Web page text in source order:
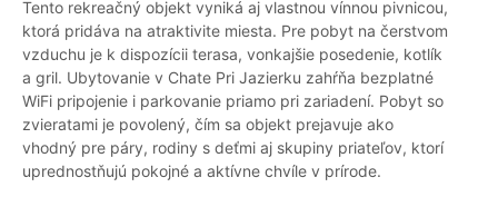
Tento rekreačný objekt vyniká aj vlastnou vínnou pivnicou,
ktorá pridáva na atraktivite miesta. Pre pobyt na čerstvom
vzduchu je k dispozícii terasa, vonkajšie posedenie, kotlík
a gril. Ubytovanie v Chate Pri Jazierku zahŕňa bezplatné
WiFi pripojenie i parkovanie priamo pri zariadení. Pobyt so
zvieratami je povolený, čím sa objekt prejavuje ako
vhodný pre páry, rodiny s deťmi aj skupiny priateľov, ktorí
uprednostňujú pokojné a aktívne chvíle v prírode.